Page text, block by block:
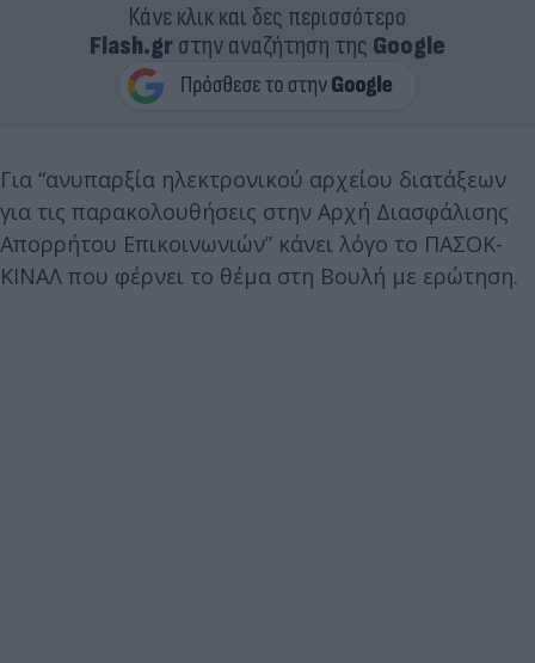
Κάνε κλικ και δες περισσότερο
Flash.grστην αναζήτηση της Google
Για “ανυπαρξία ηλεκτρονικού αρχείου διατάξεων
για τις παρακολουθήσεις στην Αρχή Διασφάλισης
Απορρήτου Επικοινωνιών” κάνει λόγο το ΠΑΣΟΚ-
ΚΙΝΑΛ που φέρνει το θέμα στη Βουλή με ερώτηση.